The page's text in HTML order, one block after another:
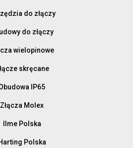
do złączy
do złączy
wielopinowe
skręcane
IP65
Złącza Molex
Ilme Polska
Polska